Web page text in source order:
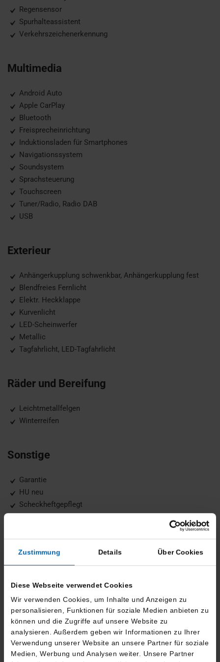
Zustimmung Details Über Cookies
Diese Webseite verwendet Cookies
Wir verwenden Cookies, um Inhalte und Anzeigen zu
personalisieren, Funktionen für soziale Medien anbieten zu
können und die Zugriffe auf unsere Website zu
analysieren. Außerdem geben wir Informationen zu Ihrer
Verwendung unserer Website an unsere Partner für soziale
Medien, Werbung und Analysen weiter. Unsere Partner
Regensensor
Spurhalteassistent
Verkehrszeichenerkennung
Multimedia
Android Auto
Apple CarPlay
Bluetooth
Freisprecheinrichtung
Induktionsladen für Smartphones
Navigationssystem
Soundsystem
Sprachsteuerung
Touchscreen
Tuner/Radio, Radio DAB
USB
Exterieur
Anhängerkupplung schwenkbar, Anhängerkupplung fest
Blendfreies Fernlicht
Elektr. Heckklappe
Kurvenlicht
LED-Scheinwerfer
Metallic
Tagfahrlicht, LED-Tagfahrlicht
Räder und Bereifung
Leichtmetallfelgen
Winterreifen
Sonstige
Garantie
HU neu
Scheckheftgepflegt
Fahrzeugbeschreibung
Abgasnorm EU6 RDE II, Ablage für Wireless Charging, ABS,
Fußgängerschutz, Alarmanlage mit Fernbedienung, Ambientes
Licht, Anhaengerkupplung, Anhängerkupplung mit
schwenkbarem Kugelkopf, Automatic, Automatic Getriebe mit
Schaltwippen, Automatische Heckklappenbetätigung, BMW
Apps, Connected Package Professional (laufzeitgebundener